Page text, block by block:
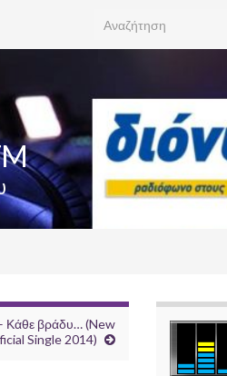
Search for:
Κάθε βράδυ… (New
Single 2014)